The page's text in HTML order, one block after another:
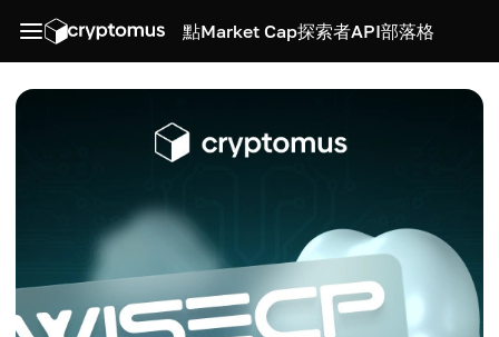
點Market Cap探索者API部落格